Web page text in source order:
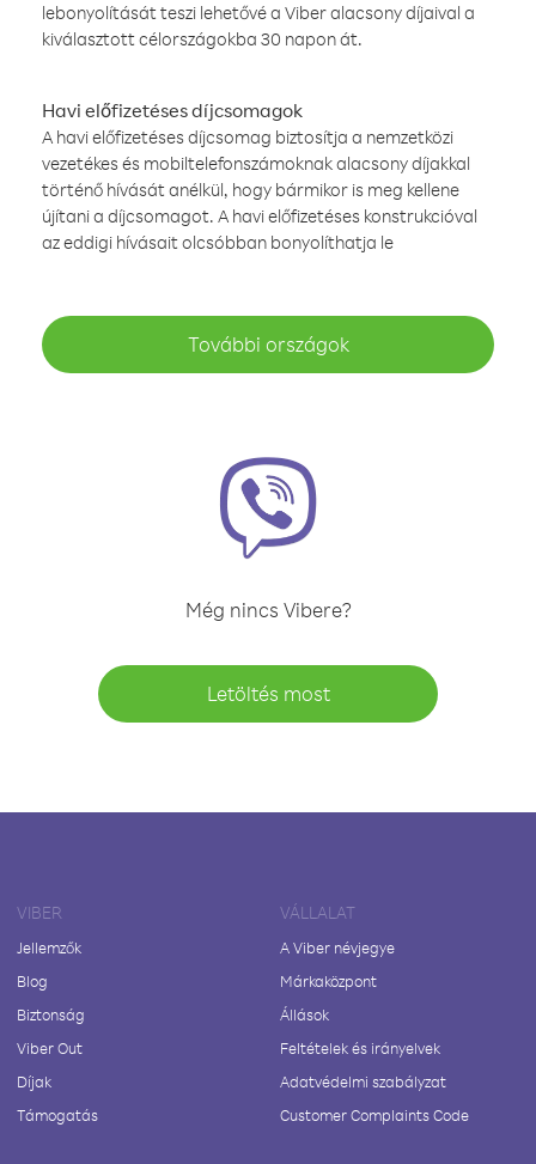
lebonyolítását teszi lehetővé a Viber alacsony díjaival a
kiválasztott célországokba 30 napon át.
Havi előfizetéses díjcsomagok
A havi előfizetéses díjcsomag biztosítja a nemzetközi
vezetékes és mobiltelefonszámoknak alacsony díjakkal
történő hívását anélkül, hogy bármikor is meg kellene
újítani a díjcsomagot. A havi előfizetéses konstrukcióval
az eddigi hívásait olcsóbban bonyolíthatja le
További országok
Még nincs Vibere?
Letöltés most
VIBER
Jellemzők
Blog
Biztonság
Viber Out
Díjak
Támogatás
VÁLLALAT
A Viber névjegye
Márkaközpont
Állások
Feltételek és irányelvek
Adatvédelmi szabályzat
Customer Complaints Code